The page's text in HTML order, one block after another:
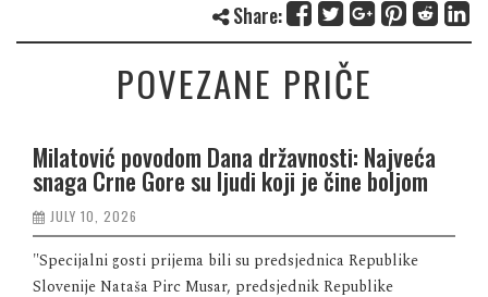
Share:
POVEZANE PRIČE
Milatović povodom Dana državnosti: Najveća
snaga Crne Gore su ljudi koji je čine boljom
JULY 10, 2026
"Specijalni gosti prijema bili su predsjednica Republike
Slovenije Nataša Pirc Musar, predsjednik Republike